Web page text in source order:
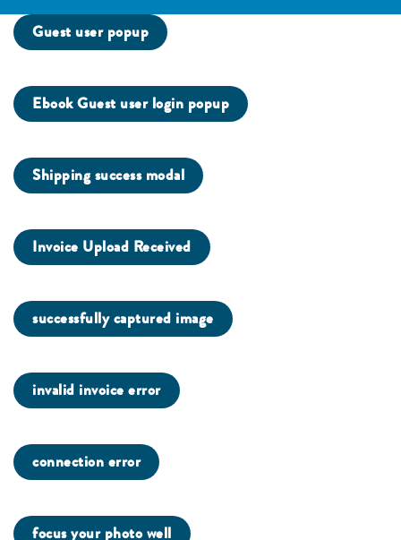
Guest user popup
Ebook Guest user login popup
Shipping success modal
Invoice Upload Received
successfully captured image
invalid invoice error
connection error
focus your photo well